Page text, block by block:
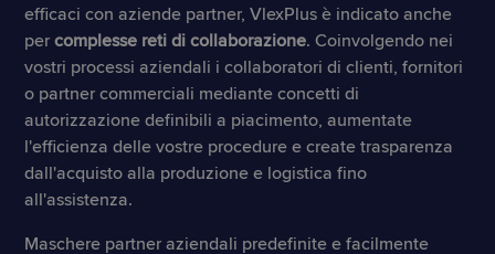
efficaci con aziende partner, VlexPlus è indicato anche
percomplesse reti di collaborazione. Coinvolgendo nei
vostri processi aziendali i collaboratori di clienti, fornitori
o partner commerciali mediante concetti di
autorizzazione definibili a piacimento, aumentate
l'efficienza delle vostre procedure e create trasparenza
dall'acquisto alla produzione e logistica fino
all'assistenza.
Maschere partner aziendali predefinite e facilmente